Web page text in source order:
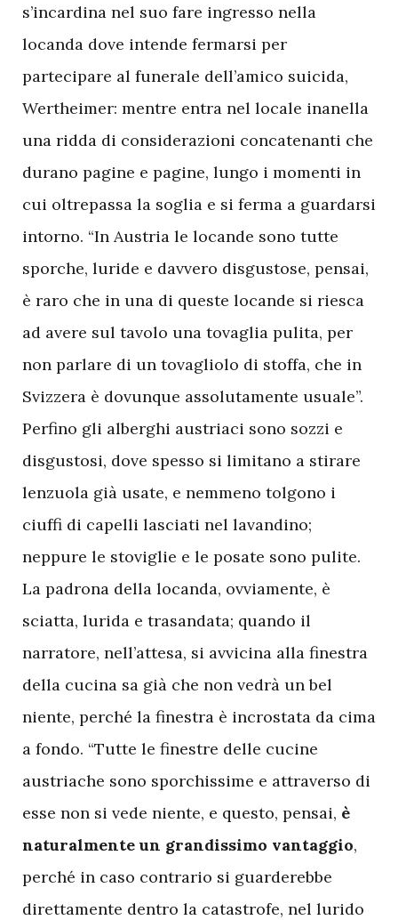
s’incardina nel suo fare ingresso nella
locanda dove intende fermarsi per
partecipare al funerale dell’amico suicida,
Wertheimer: mentre entra nel locale inanella
una ridda di considerazioni concatenanti che
durano pagine e pagine, lungo i momenti in
cui oltrepassa la soglia e si ferma a guardarsi
intorno. “In Austria le locande sono tutte
sporche, luride e davvero disgustose, pensai,
è raro che in una di queste locande si riesca
ad avere sul tavolo una tovaglia pulita, per
non parlare di un tovagliolo di stoffa, che in
Svizzera è dovunque assolutamente usuale”.
Perfino gli alberghi austriaci sono sozzi e
disgustosi, dove spesso si limitano a stirare
lenzuola già usate, e nemmeno tolgono i
ciuffi di capelli lasciati nel lavandino;
neppure le stoviglie e le posate sono pulite.
La padrona della locanda, ovviamente, è
sciatta, lurida e trasandata; quando il
narratore, nell’attesa, si avvicina alla finestra
della cucina sa già che non vedrà un bel
niente, perché la finestra è incrostata da cima
a fondo. “Tutte le finestre delle cucine
austriache sono sporchissime e attraverso di
esse non si vede niente, e questo, pensai, è
naturalmente un grandissimo vantaggio,
perché in caso contrario si guarderebbe
direttamente dentro la catastrofe, nel lurido